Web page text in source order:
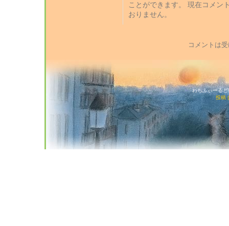
ことができます。 現在コメン
おりません。
コメントは
わちふぃーる
投稿